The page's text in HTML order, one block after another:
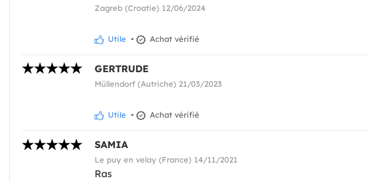
Zagreb (Croatie) 12/06/2024
Utile • Achat vérifié
GERTRUDE
Müllendorf (Autriche) 21/03/2023
Utile • Achat vérifié
SAMIA
Le puy en velay (France) 14/11/2021
Ras